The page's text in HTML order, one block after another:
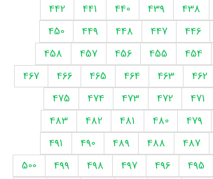
438
439
440
441
442
446
447
448
449
450
454
455
456
457
458
462
463
464
465
466
467
471
472
473
474
475
479
480
481
482
483
487
488
489
490
491
495
496
497
498
499
500